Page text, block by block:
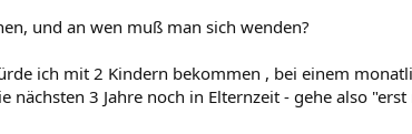
und an wen muß man sich wenden?
ich mit 2 Kindern bekommen , bei einem
nächsten 3 Jahre noch in Elternzeit - gehe also